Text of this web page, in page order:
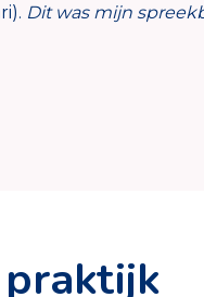
Dit was mijn